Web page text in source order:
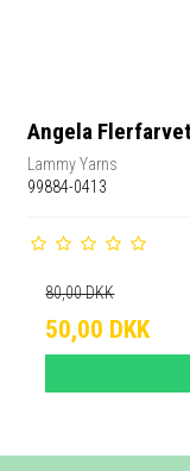
Angela
Lammy Yarns
99884-0413
80,00 DKK
50,00 DKK